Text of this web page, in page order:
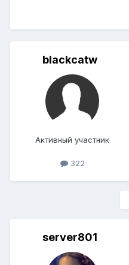
blackcatw
Активный участник
322
server801